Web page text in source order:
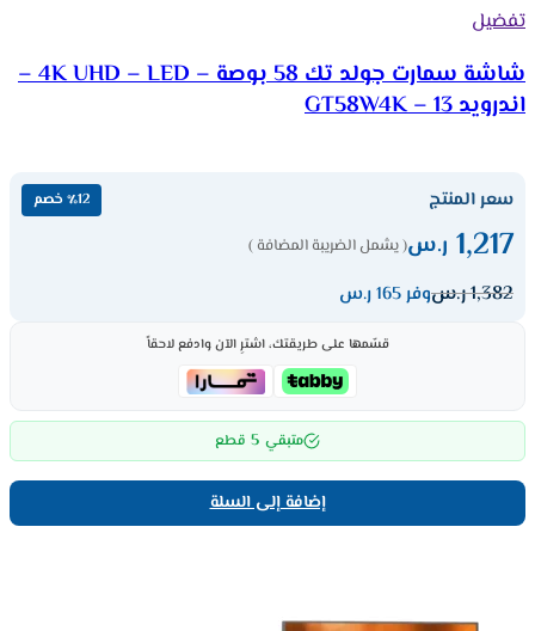
تفضيل
شاشة سمارت جولد تك 58 بوصة – 4K UHD – LED –
اندرويد 13 – GT58W4K
سعر المنتج ٪12 خصم
1,217 ر.س( يشمل الضريبة المضافة )
1,382ر.سوفر 165 ر.س
قسّمها على طريقتك، اشترِ الآن وادفع لاحقاً
متبقي 5 قطع
إضافة إلى السلة